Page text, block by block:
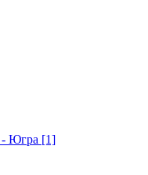
Югра [1]